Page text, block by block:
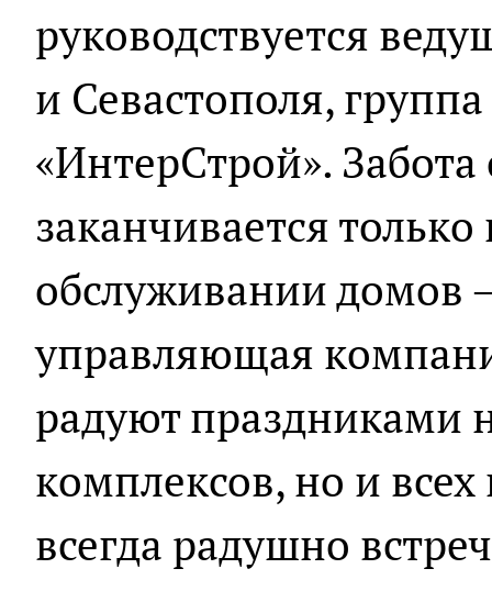
руководствуется
и Севастополя,
«ИнтерСтрой».
заканчивается
обслуживании домов
управляющая
радуют праздниками
комплексов, но и
всегда радушно